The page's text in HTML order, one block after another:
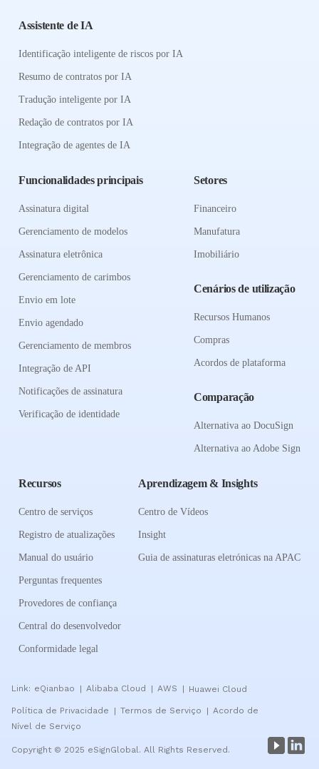
Assistente de IA
Identificação inteligente de riscos por IA
Resumo de contratos por IA
Tradução inteligente por IA
Redação de contratos por IA
Integração de agentes de IA
Funcionalidades principais
Assinatura digital
Gerenciamento de modelos
Assinatura eletrônica
Gerenciamento de carimbos
Envio em lote
Envio agendado
Gerenciamento de membros
Integração de API
Notificações de assinatura
Verificação de identidade
Setores
Financeiro
Manufatura
Imobiliário
Cenários de utilização
Recursos Humanos
Compras
Acordos de plataforma
Comparação
Alternativa ao DocuSign
Alternativa ao Adobe Sign
Recursos
Centro de serviços
Registro de atualizações
Manual do usuário
Perguntas frequentes
Provedores de confiança
Central do desenvolvedor
Conformidade legal
Aprendizagem & Insights
Centro de Vídeos
Insight
Guia de assinaturas eletrónicas na APAC
Link: eQianbao Alibaba Cloud AWS Huawei Cloud
Política de Privacidade | Termos de Serviço | Acordo de
Nível de Serviço
Copyright © 2025 eSignGlobal. All Rights Reserved.